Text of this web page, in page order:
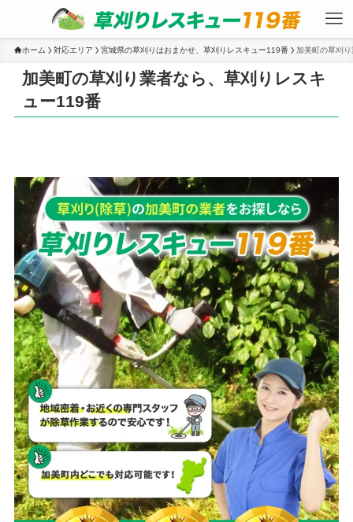
ホーム 対応エリア 宮城県の草刈りはおまかせ、草刈りレスキュー119番 加美町の草刈
加美町の草刈り業者なら、草刈りレスキ
ュー119番